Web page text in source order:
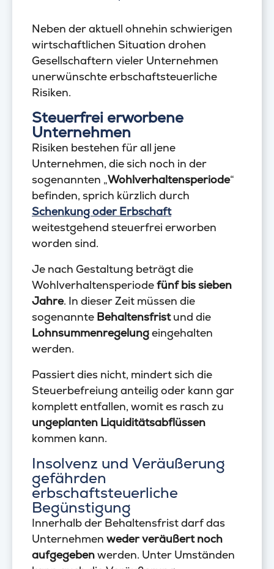
Neben der aktuell ohnehin schwierigen
wirtschaftlichen Situation drohen
Gesellschaftern vieler Unternehmen
unerwünschte erbschaftsteuerliche
Risiken.
Steuerfrei erworbene
Unternehmen
Risiken bestehen für all jene
Unternehmen, die sich noch in der
sogenannten „Wohlverhaltensperiode“
befinden, sprich kürzlich durch
Schenkung oder Erbschaft
weitestgehend steuerfrei erworben
worden sind.
Je nach Gestaltung beträgt die
Wohlverhaltensperiodefünf bis sieben
Jahre. In dieser Zeit müssen die
sogenannte Behaltensfristund die
Lohnsummenregelungeingehalten
werden.
Passiert dies nicht, mindert sich die
Steuerbefreiung anteilig oder kann gar
komplett entfallen, womit es rasch zu
ungeplanten Liquiditätsabflüssen
kommen kann.
Insolvenz und Veräußerung
gefährden
erbschaftsteuerliche
Begünstigung
Innerhalb der Behaltensfrist darf das
Unternehmen weder veräußert noch
aufgegebenwerden. Unter Umständen